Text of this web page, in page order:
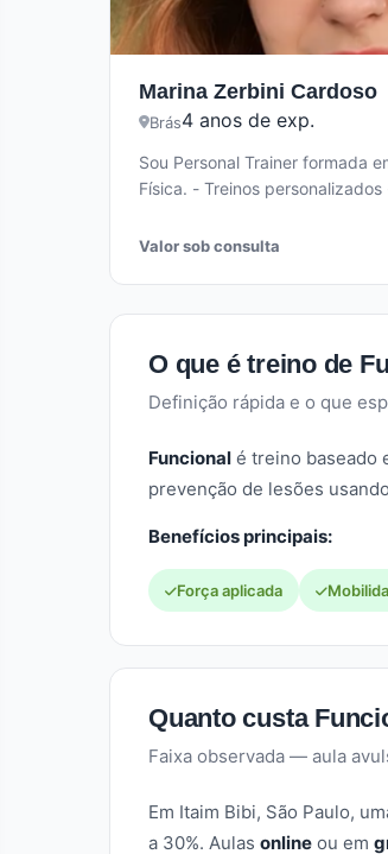
Marina Zerbini Cardoso
Brás4 anos de exp.
Sou Personal Trainer formada
Física. - Treinos personalizados
Condicionamento…
Valor sob consulta
O que é treino de
Definição rápida e o que
Funcional é treino baseado
prevenção de lesões
Benefícios principais:
Força aplicada
Quanto custa
Faixa observada — aula
Em Itaim Bibi, São Paulo,
a 30%. Aulas online ou em